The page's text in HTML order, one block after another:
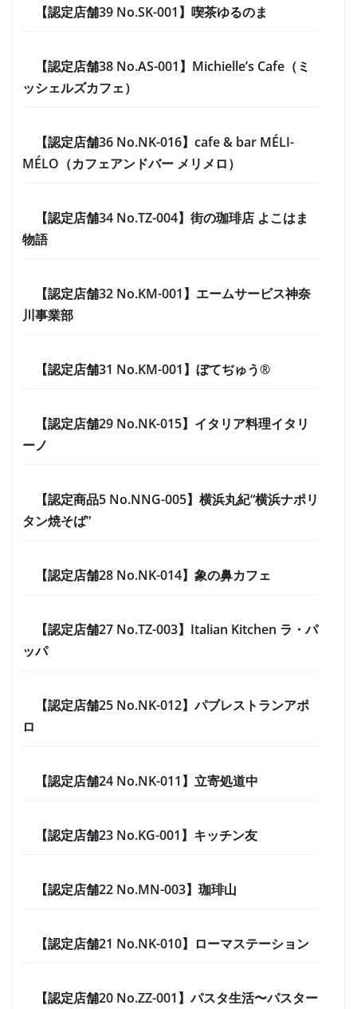
【認定店舗39 No.SK-001】喫茶ゆるのま
【認定店舗38 No.AS-001】Michielle’s Cafe（ミ
ッシェルズカフェ）
【認定店舗36 No.NK-016】cafe & bar MÉLI-
MÉLO（カフェアンドバー メリメロ）
【認定店舗34 No.TZ-004】街の珈琲店 よこはま
物語
【認定店舗32 No.KM-001】エームサービス神奈
川事業部
【認定店舗31 No.KM-001】ぼてぢゅう®
【認定店舗29 No.NK-015】イタリア料理イタリ
ーノ
【認定商品5 No.NNG-005】横浜丸紀“横浜ナポリ
タン焼そば”
【認定店舗28 No.NK-014】象の鼻カフェ
【認定店舗27 No.TZ-003】Italian Kitchen ラ・パ
ッパ
【認定店舗25 No.NK-012】パブレストランアポ
ロ
【認定店舗24 No.NK-011】立寄処道中
【認定店舗23 No.KG-001】キッチン友
【認定店舗22 No.MN-003】珈琲山
【認定店舗21 No.NK-010】ローマステーション
【認定店舗20 No.ZZ-001】パスタ生活〜パスター